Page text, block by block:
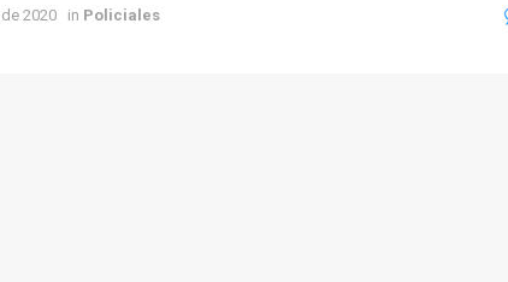
2020 in Policiales